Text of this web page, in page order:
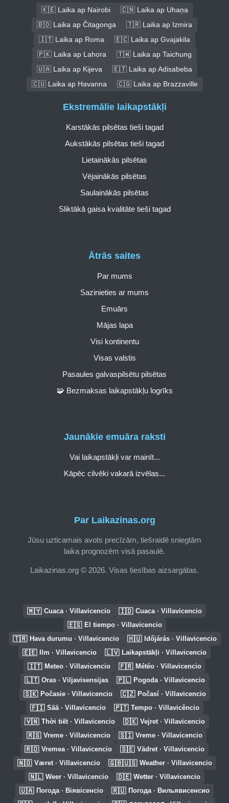
🇰🇪 Laika ap Nairobi
🇨🇳 Laika ap Uhaņa
🇧🇩 Laika ap Čitagonga
🇹🇷 Laika ap Izmira
🇮🇹 Laika ap Roma
🇪🇨 Laika ap Gvajakila
🇵🇰 Laika ap Lahora
🇹🇼 Laika ap Taichung
🇺🇦 Laika ap Kijeva
🇪🇹 Laika ap Adisabeba
🇨🇺 Laika ap Havanna
🇨🇬 Laika ap Brazzaville
Par Laikazinas.org
Jūsu uzticamais avots precīzām, tiešraidē sniegtām
laika prognozēm visā pasaulē.
Laikazinas.org © 2026. Visas tiesības aizsargātas.
Ātrās saites
Par mums
Sazinieties ar mums
Emuārs
Mājas lapa
Visi kontinentu
Visas valstis
Pasaules galvaspilsētu pilsētas
🧩 Bezmaksas laikapstākļu logrīks
Ekstremālie laikapstākļi
Karstākās pilsētas tieši tagad
Aukstākās pilsētas tieši tagad
Lietainākās pilsētas
Vējainākās pilsētas
Saulainākās pilsētas
Sliktākā gaisa kvalitāte tieši tagad
Jaunākie emuāra raksti
Vai laikapstākļi var mainīt...
Kāpēc cilvēki vakarā izvēlas...
🇲🇾 Cuaca · Villavicencio 🇮🇩 Cuaca · Villavicencio
🇪🇸 El tiempo · Villavicencio
🇹🇷 Hava durumu · Villavicencio 🇭🇺 Időjárás · Villavicencio
🇪🇪 Ilm · Villavicencio 🇱🇻 Laikapstākļi · Villavicencio
🇮🇹 Meteo · Villavicencio 🇫🇷 Météo · Villavicencio
🇱🇹 Oras · Viljavisensijas 🇵🇱 Pogoda · Villavicencio
🇸🇰 Počasie · Villavicencio 🇨🇿 Počasí · Villavicencio
🇫🇮 Sää · Villavicencio 🇵🇹 Tempo · Villavicêncio
🇻🇳 Thời tiết · Villavicencio 🇩🇰 Vejret · Villavicencio
🇷🇸 Vreme · Villavicencio 🇸🇮 Vreme · Villavicencio
🇷🇴 Vremea · Villavicencio 🇸🇪 Vädret · Villavicencio
🇳🇴 Været · Villavicencio 🇬🇧🇺🇸 Weather · Villavicencio
🇳🇱 Weer · Villavicencio 🇩🇪 Wetter · Villavicencio
🇺🇦 Погода · Віявісенсіо 🇷🇺 Погода · Вильявисенсио